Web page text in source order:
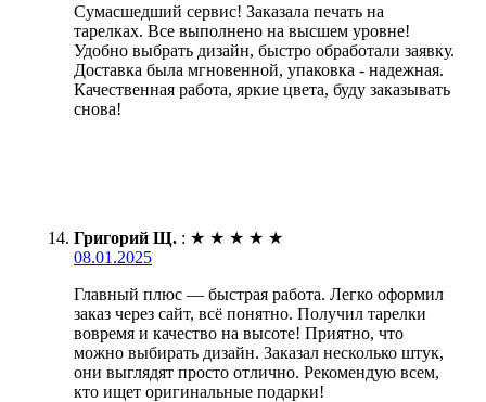
Сумасшедший сервис! Заказала печать на
тарелках. Все выполнено на высшем уровне!
Удобно выбрать дизайн, быстро обработали заявку.
Доставка была мгновенной, упаковка - надежная.
Качественная работа, яркие цвета, буду заказывать
снова!
Григорий Щ. : ★ ★ ★ ★ ★
08.01.2025
Главный плюс — быстрая работа. Легко оформил
заказ через сайт, всё понятно. Получил тарелки
вовремя и качество на высоте! Приятно, что
можно выбирать дизайн. Заказал несколько штук,
они выглядят просто отлично. Рекомендую всем,
кто ищет оригинальные подарки!